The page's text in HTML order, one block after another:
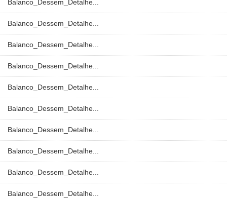
Balanco_Dessem_Detalhe...
Balanco_Dessem_Detalhe...
Balanco_Dessem_Detalhe...
Balanco_Dessem_Detalhe...
Balanco_Dessem_Detalhe...
Balanco_Dessem_Detalhe...
Balanco_Dessem_Detalhe...
Balanco_Dessem_Detalhe...
Balanco_Dessem_Detalhe...
Balanco_Dessem_Detalhe...